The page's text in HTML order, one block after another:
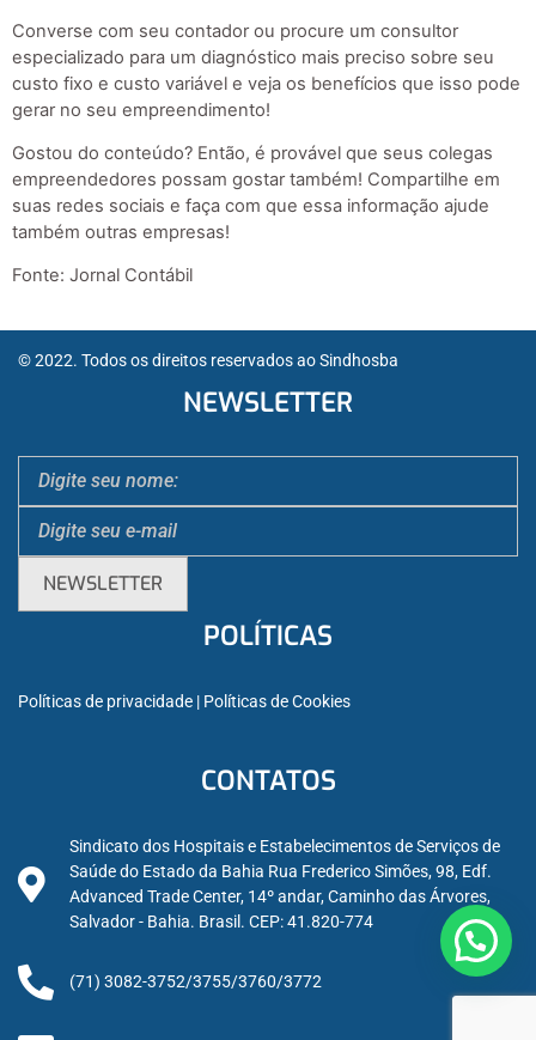
Converse com seu contador ou procure um consultor
especializado para um diagnóstico mais preciso sobre seu
custo fixo e custo variável e veja os benefícios que isso pode
gerar no seu empreendimento!
Gostou do conteúdo? Então, é provável que seus colegas
empreendedores possam gostar também! Compartilhe em
suas redes sociais e faça com que essa informação ajude
também outras empresas!
Fonte: Jornal Contábil
© 2022. Todos os direitos reservados ao Sindhosba
NEWSLETTER
POLÍTICAS
Políticas de privacidade | Políticas de Cookies
CONTATOS
Sindicato dos Hospitais e Estabelecimentos de Serviços de
Saúde do Estado da Bahia Rua Frederico Simões, 98, Edf.
Advanced Trade Center, 14º andar, Caminho das Árvores,
Salvador - Bahia. Brasil. CEP: 41.820-774
(71) 3082-3752/3755/3760/3772